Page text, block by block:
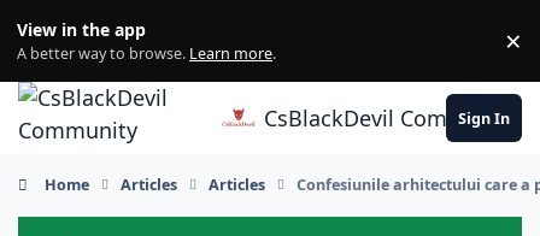
View in the app
A better way to browse. Learn more. ×
CsBlackDevil Community
Sign In
Home Articles Articles Confesiunile arhitectului care a